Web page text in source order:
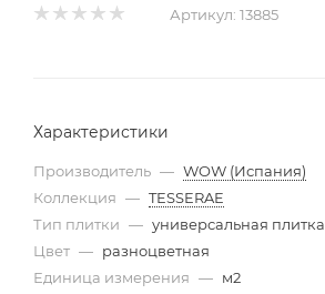
Артикул: 13885
Характеристики
Производитель — WOW (Испания)
Коллекция — TESSERAE
Тип плитки — универсальная плитка
Цвет — разноцветная
Единица измерения — м2